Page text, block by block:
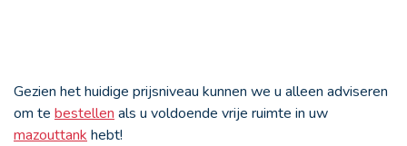
Gezien het huidige prijsniveau kunnen we u alleen adviseren
om te bestellen als u voldoende vrije ruimte in uw
mazouttank hebt!